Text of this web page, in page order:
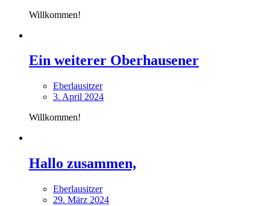
Willkommen!
Ein weiterer Oberhausener
Eberlausitzer
3. April 2024
Willkommen!
Hallo zusammen,
Eberlausitzer
29. März 2024